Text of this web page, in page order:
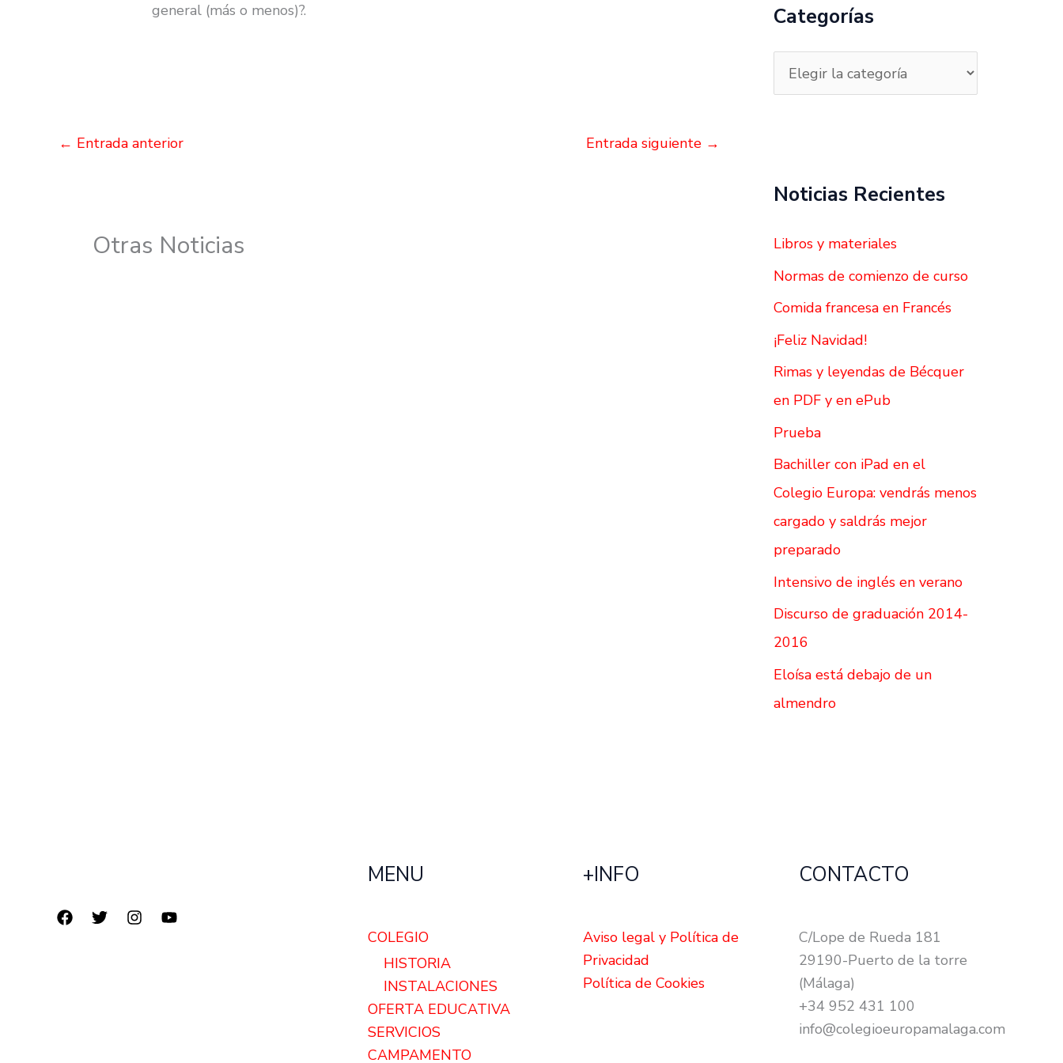
general (más o menos)?.
← Entrada anterior Entrada siguiente →
Otras Noticias
a
o
Categorías
Noticias Recientes
Libros y materiales
Normas de comienzo de curso
Comida francesa en Francés
¡Feliz Navidad!
Rimas y leyendas de Bécquer
en PDF y en ePub
Prueba
Bachiller con iPad en el
Colegio Europa: vendrás menos
cargado y saldrás mejor
preparado
Intensivo de inglés en verano
Discurso de graduación 2014-
2016
Eloísa está debajo de un
almendro
MENU
COLEGIO
HISTORIA
INSTALACIONES
OFERTA EDUCATIVA
SERVICIOS
CAMPAMENTO
+INFO
Aviso legal y Política de
Privacidad
Política de Cookies
CONTACTO
C/Lope de Rueda 181
29190-Puerto de la torre
(Málaga)
+34 952 431 100
info@colegioeuropamalaga.com